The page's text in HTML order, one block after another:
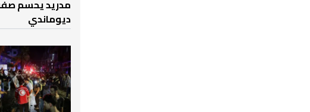
مدريد يحسم
ديوماندي